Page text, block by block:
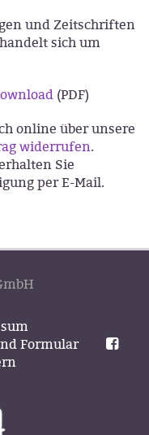
und Zeitschriften
sich um
(PDF)
online über unsere
widerrufen.
Sie
per E-Mail.
Formular